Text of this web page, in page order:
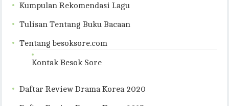
Kumpulan Rekomendasi Lagu
Tulisan Tentang Buku Bacaan
Tentang besoksore.com
Kontak Besok Sore
Daftar Review Drama Korea 2020